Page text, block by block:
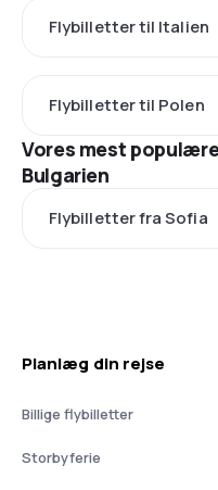
Flybilletter til Italien
Flybilletter til Polen
Vores mest
Bulgarien
Flybilletter fra Sofia
Planlæg din rejse
Billige flybilletter
Storbyferie